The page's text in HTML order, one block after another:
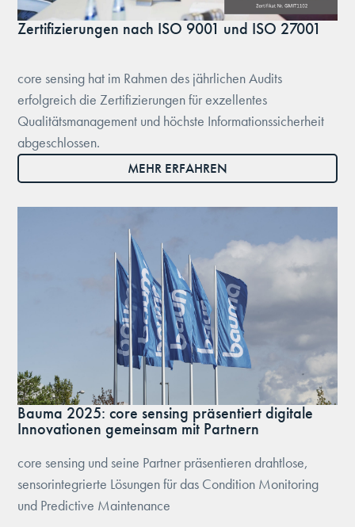
Zertifizierungen nach ISO 9001 und ISO 27001
core sensing hat im Rahmen des jährlichen Audits
erfolgreich die Zertifizierungen für exzellentes
Qualitätsmanagement und höchste Informationssicherheit
abgeschlossen.
MEHR ERFAHREN
Bauma 2025: core sensing präsentiert digitale
Innovationen gemeinsam mit Partnern
core sensing und seine Partner präsentieren drahtlose,
sensorintegrierte Lösungen für das Condition Monitoring
und Predictive Maintenance